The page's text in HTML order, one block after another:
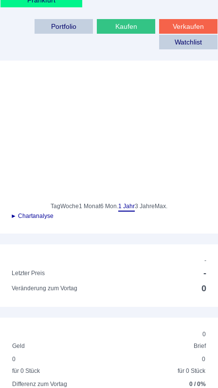
Verkaufen
Kaufen
Portfolio
Watchlist
TagWoche1 Monat6 Mon.1 Jahr3 Jahre Max.
► Chartanalyse
-
Letzter Preis
-
Veränderung zum Vortag 0
0
Geld
Brief
0
für 0 Stück
0
für 0 Stück
Differenz zum Vortag
0 / 0%